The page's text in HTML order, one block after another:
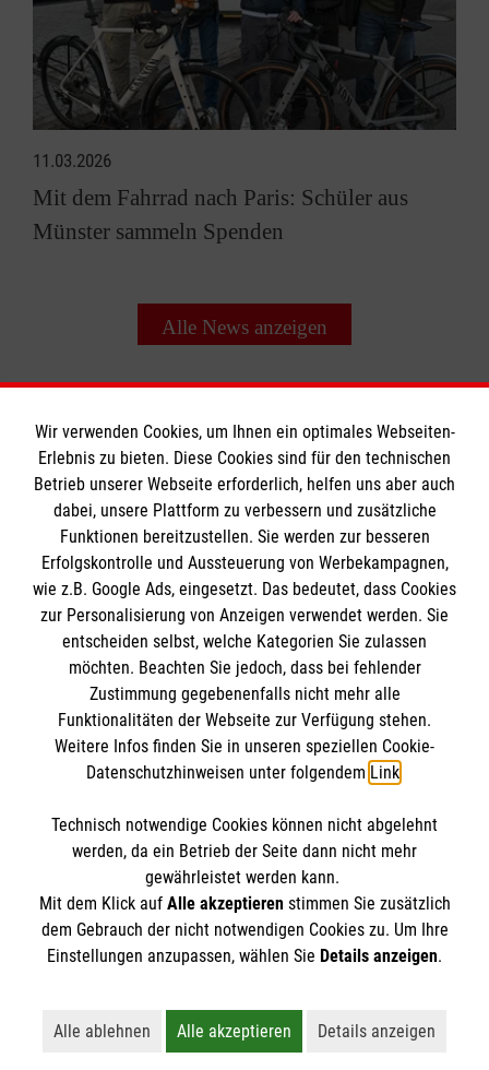
11.03.2026
Mit dem Fahrrad nach Paris: Schüler aus
Münster sammeln Spenden
Alle News anzeigen
Informationen
Impressum
Datenschutz
Kontakt
Die Malteser
Malteser in Deutschland
Malteserorden
Sharepoint
Spendenkonto
Bank: Pax-Bank für Kirche und Caritas eG
IBAN: DE60370601201201206290
BIC: GENODED1PA7
So finden Sie uns
Prof.-Katerkamp-Str. 1
48607 Ochtrup
info.ochtrup@malteser.org
Der Malteser Hilfsdienst e.V. ist als eingetragene
Gewerbesteuer befreit.
Wir verwenden Cookies, um Ihnen ein optimales Webseiten-
Erlebnis zu bieten. Diese Cookies sind für den technischen
Betrieb unserer Webseite erforderlich, helfen uns aber auch
dabei, unsere Plattform zu verbessern und zusätzliche
Funktionen bereitzustellen. Sie werden zur besseren
Erfolgskontrolle und Aussteuerung von Werbekampagnen,
wie z.B. Google Ads, eingesetzt. Das bedeutet, dass Cookies
zur Personalisierung von Anzeigen verwendet werden. Sie
entscheiden selbst, welche Kategorien Sie zulassen
möchten. Beachten Sie jedoch, dass bei fehlender
Zustimmung gegebenenfalls nicht mehr alle
Funktionalitäten der Webseite zur Verfügung stehen.
Weitere Infos finden Sie in unseren speziellen Cookie-
Datenschutzhinweisen unter folgendem Link.
Technisch notwendige Cookies können nicht abgelehnt
werden, da ein Betrieb der Seite dann nicht mehr
gewährleistet werden kann.
Mit dem Klick auf Alle akzeptierenstimmen Sie zusätzlich
dem Gebrauch der nicht notwendigen Cookies zu. Um Ihre
Einstellungen anzupassen, wählen Sie Details anzeigen.
Alle ablehnen
Lehnt alle nicht-essentiellen Cookies ab
Alle akzeptieren
Akzeptiert alle Cookies
Details anzeigen